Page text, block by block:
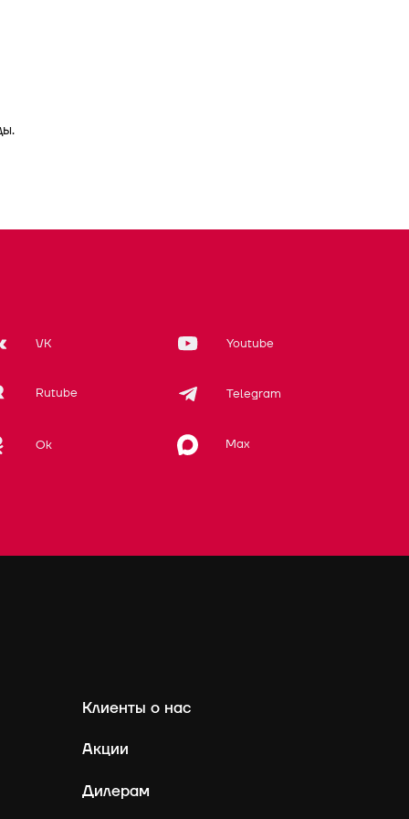
VK Youtube
Rutube Telegram
Ok Max
Клиенты о нас
Акции
Дилерам